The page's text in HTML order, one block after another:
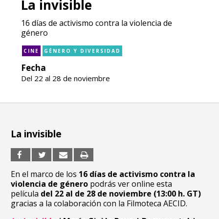
La invisible
16 días de activismo contra la violencia de
género
CINE GÉNERO Y DIVERSIDAD
Fecha
Del 22 al 28 de noviembre
La invisible
En el marco de los 16 días de activismo contra la
violencia de género podrás ver online esta
película del 22 al de 28 de noviembre (13:00 h. GT)
gracias a la colaboración con la Filmoteca AECID.